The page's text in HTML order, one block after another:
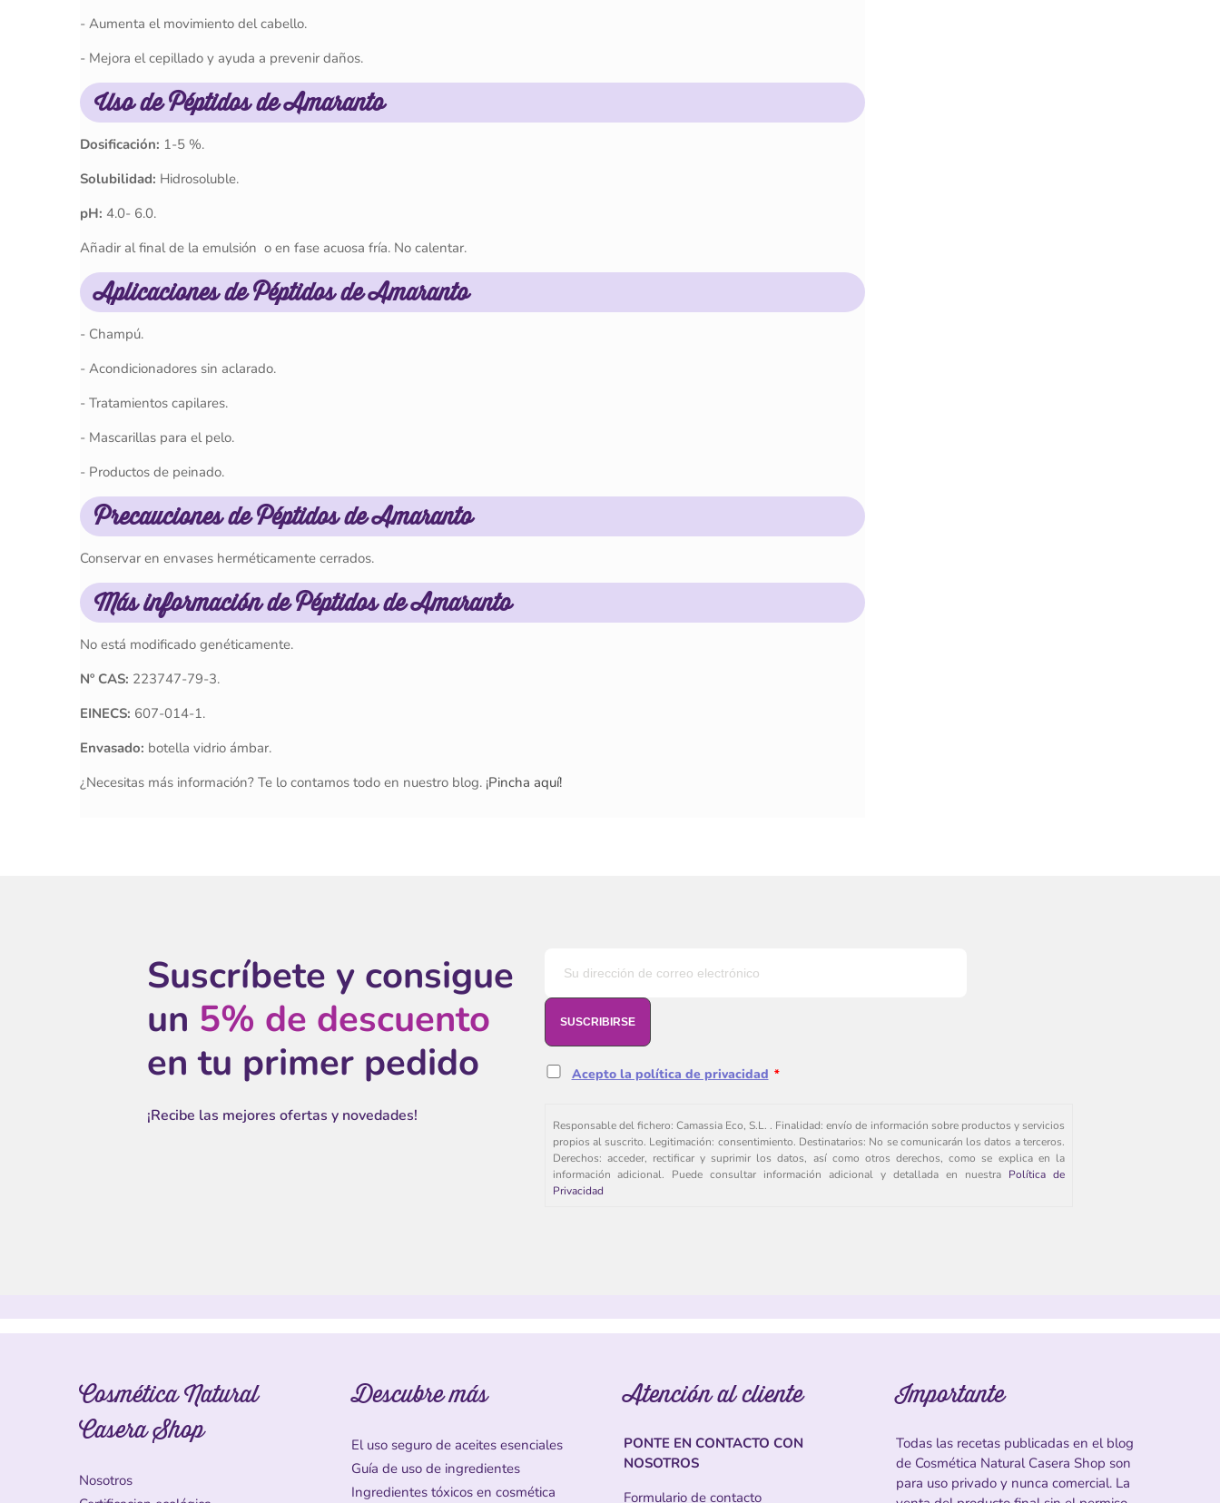
- Aumenta el movimiento del cabello.
- Mejora el cepillado y ayuda a prevenir daños.
Uso de Péptidos de Amaranto
Dosificación: 1-5 %.
Solubilidad: Hidrosoluble.
pH: 4.0- 6.0.
Añadir al final de la emulsión o en fase acuosa fría. No calentar.
Aplicaciones de Péptidos de Amaranto
- Champú.
- Acondicionadores sin aclarado.
- Tratamientos capilares.
- Mascarillas para el pelo.
- Productos de peinado.
Precauciones de Péptidos de Amaranto
Conservar en envases herméticamente cerrados.
Más información de Péptidos de Amaranto
No está modificado genéticamente.
Nº CAS: 223747-79-3.
EINECS: 607-014-1.
Envasado: botella vidrio ámbar.
¿Necesitas más información? Te lo contamos todo en nuestro blog. ¡Pincha aquí!
Suscríbete y consigue
un 5% de descuento
en tu primer pedido
¡Recibe las mejores ofertas y novedades!
Acepto la política de privacidad *
Responsable del fichero: Camassia Eco, S.L. . Finalidad: envío de información sobre productos y servicios
propios al suscrito. Legitimación: consentimiento. Destinatarios: No se comunicarán los datos a terceros.
Derechos: acceder, rectificar y suprimir los datos, así como otros derechos, como se explica en la
información adicional. Puede consultar información adicional y detallada en nuestra Política de
Privacidad
Cosmética Natural
Casera Shop
Nosotros
Descubre más
El uso seguro de aceites esenciales
Guía de uso de ingredientes
Ingredientes tóxicos en cosmética
Atención al cliente
PONTE EN CONTACTO CON
NOSOTROS
Formulario de contacto
Importante
Todas las recetas publicadas en el blog
de Cosmética Natural Casera Shop son
para uso privado y nunca comercial. La